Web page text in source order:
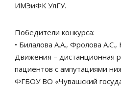
ИМЭиФК УлГУ.
Победители конкурса:
• Билалова А.А., Фролова
Движения – дистанционная
пациентов с ампутациями
ФГБОУ ВО «Чувашский